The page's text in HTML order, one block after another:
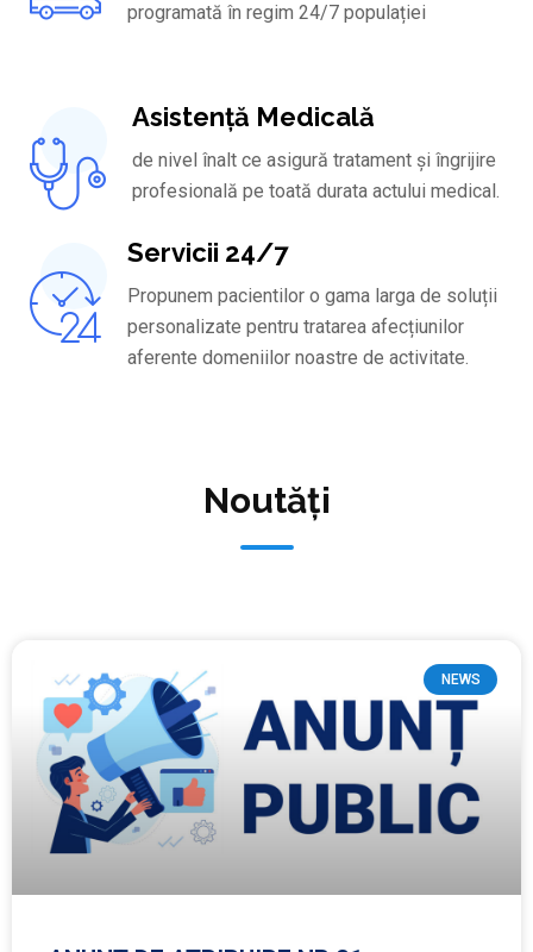
programată în regim 24/7 populației
Asistență Medicală
de nivel înalt ce asigură tratament și îngrijire
profesională pe toată durata actului medical.
Servicii 24/7
Propunem pacientilor o gama larga de soluții
personalizate pentru tratarea afecțiunilor
aferente domeniilor noastre de activitate.
Noutăți
NEWS